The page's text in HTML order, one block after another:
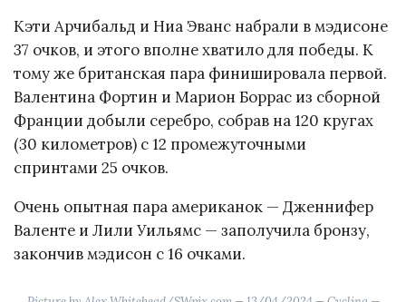
Кэти Арчибальд и Ниа Эванс набрали в мэдисоне
37 очков, и этого вполне хватило для победы. К
тому же британская пара финишировала первой.
Валентина Фортин и Марион Боррас из сборной
Франции добыли серебро, собрав на 120 кругах
(30 километров) с 12 промежуточными
спринтами 25 очков.
Очень опытная пара американок — Дженнифер
Валенте и Лили Уильямс — заполучила бронзу,
закончив мэдисон с 16 очками.